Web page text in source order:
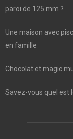
paroi de 125 mm ?
Une maison avec
en famille
Chocolat et magic
Savez-vous quel est